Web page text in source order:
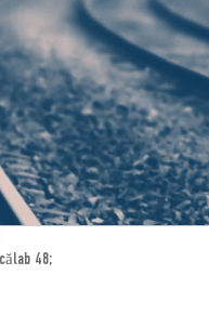
48;